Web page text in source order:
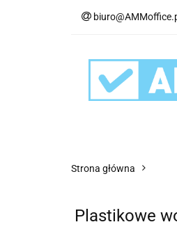
Strona główna
Plastikowe